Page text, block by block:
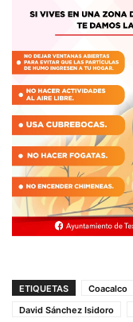
ETIQUETAS Coacalco
David Sánchez Isidoro